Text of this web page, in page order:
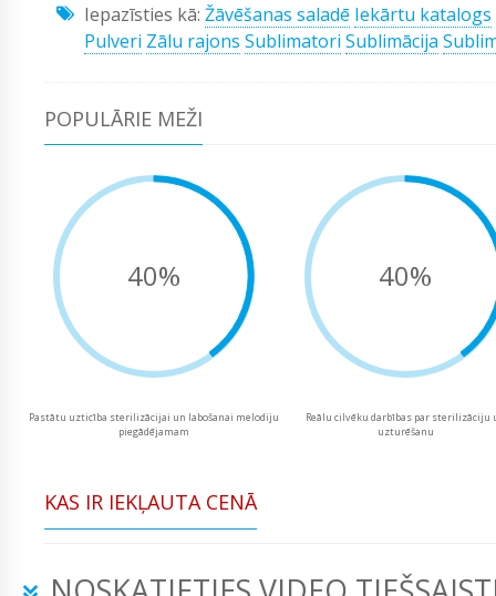
Iepazīsties kā: Žāvēšanas saladē Iekārtu katalogs
Pulveri Zālu rajons Sublimatori Sublimācija
POPULĀRIE MEŽI
40%
Pastātu uzticība sterilizācijai un labošanai melodiju
piegādējamam
40%
Reālu cilvēku darbības par sterilizāciju
uzturēšanu
KAS IR IEKĻAUTA CENĀ